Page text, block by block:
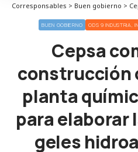
BUEN GOBIERNO ODS 9 INDUSTRIA,
Cepsa
construcción
planta
para elaborar
geles